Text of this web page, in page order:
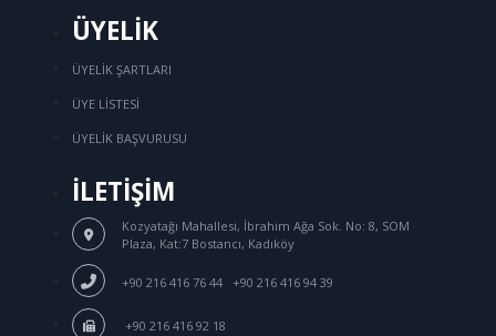
ÜYELİK
ÜYELİK ŞARTLARI
ÜYE LİSTESİ
ÜYELİK BAŞVURUSU
İLETİŞİM
Kozyatağı Mahallesi, İbrahim Ağa Sok. No: 8, SOM
Plaza, Kat:7 Bostancı, Kadıköy
+90 216 416 76 44 +90 216 416 94 39
+90 216 416 92 18